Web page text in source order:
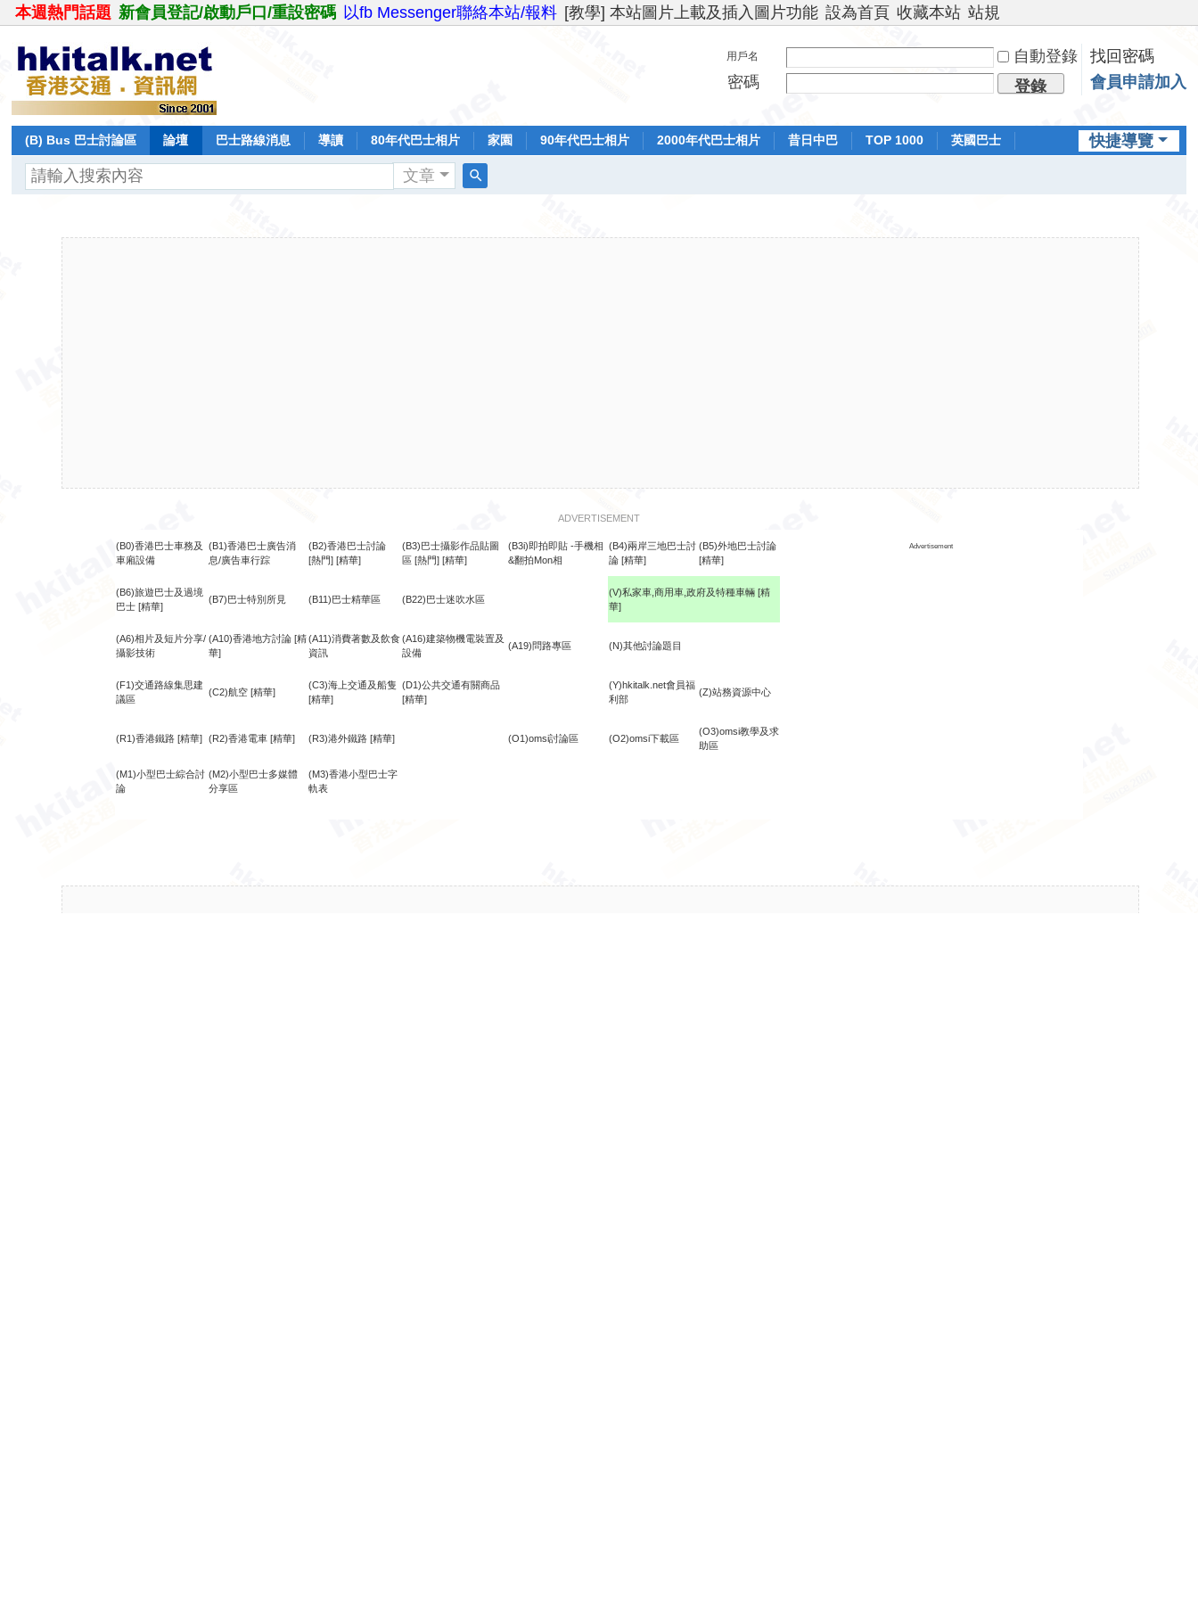
本週熱門話題 新會員登記/啟動戶口/重設密碼 以fb Messenger聯絡本站/報料 [教學] 本站圖片上載及插入圖片功能 設為首頁 收藏本站 站規
用戶名 自動登錄
找回密碼
密碼
登錄 會員申請加入
快捷導覽
(B) Bus 巴士討論區 論壇 巴士路線消息 導讀 80年代巴士相片 家園 90年代巴士相片 2000年代巴士相片 昔日中巴 TOP 1000
英國巴士
文章
ADVERTISEMENT
(B0)香港巴士車務及
車廂設備
(B1)香港巴士廣告消
息/廣告車行踪
(B2)香港巴士討論
[熱門] [精華]
(B3)巴士攝影作品貼圖
區 [熱門] [精華]
(B3i)即拍即貼 -手機相
&翻拍Mon相
(B4)兩岸三地巴士討
論 [精華]
(B5)外地巴士討論
[精華]
Advertisement
(B6)旅遊巴士及過境
巴士 [精華]
(B7)巴士特別所見 (B11)巴士精華區 (B22)巴士迷吹水區
(V)私家車,商用車,政府及特種車輛 [精
華]
(A6)相片及短片分享/
攝影技術
(A10)香港地方討論 [精
華]
(A11)消費著數及飲食
資訊
(A16)建築物機電裝置及
設備
(A19)問路專區 (N)其他討論題目
(F1)交通路線集思建
議區
(C2)航空 [精華]
(C3)海上交通及船隻
[精華]
(D1)公共交通有關商品
[精華]
(Y)hkitalk.net會員福
利部
(Z)站務資源中心
(R1)香港鐵路 [精華] (R2)香港電車 [精華] (R3)港外鐵路 [精華] (O1)omsi討論區 (O2)omsi下載區
(O3)omsi教學及求
助區
(M1)小型巴士綜合討
論
(M2)小型巴士多媒體
分享區
(M3)香港小型巴士字
軌表